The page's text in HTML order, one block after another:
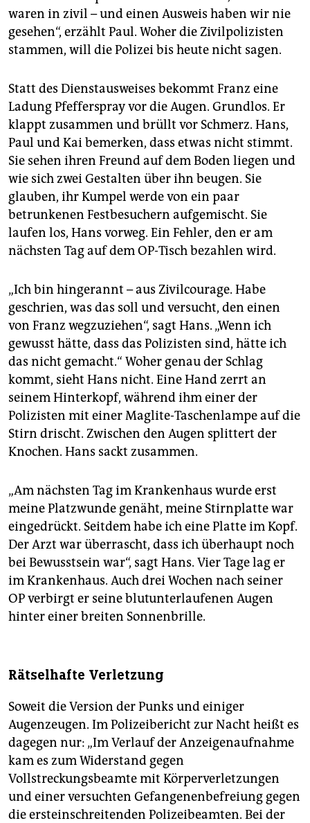
waren in zivil – und einen Ausweis haben wir nie
gesehen“, erzählt Paul. Woher die Zivilpolizisten
stammen, will die Polizei bis heute nicht sagen.
Statt des Dienstausweises bekommt Franz eine
Ladung Pfefferspray vor die Augen. Grundlos. Er
klappt zusammen und brüllt vor Schmerz. Hans,
Paul und Kai bemerken, dass etwas nicht stimmt.
Sie sehen ihren Freund auf dem Boden liegen und
wie sich zwei Gestalten über ihn beugen. Sie
glauben, ihr Kumpel werde von ein paar
betrunkenen Festbesuchern aufgemischt. Sie
laufen los, Hans vorweg. Ein Fehler, den er am
nächsten Tag auf dem OP-Tisch bezahlen wird.
„Ich bin hingerannt – aus Zivilcourage. Habe
geschrien, was das soll und versucht, den einen
von Franz wegzuziehen“, sagt Hans. „Wenn ich
gewusst hätte, dass das Polizisten sind, hätte ich
das nicht gemacht.“ Woher genau der Schlag
kommt, sieht Hans nicht. Eine Hand zerrt an
seinem Hinterkopf, während ihm einer der
Polizisten mit einer Maglite-Taschenlampe auf die
Stirn drischt. Zwischen den Augen splittert der
Knochen. Hans sackt zusammen.
„Am nächsten Tag im Krankenhaus wurde erst
meine Platzwunde genäht, meine Stirnplatte war
eingedrückt. Seitdem habe ich eine Platte im Kopf.
Der Arzt war überrascht, dass ich überhaupt noch
bei Bewusstsein war“, sagt Hans. Vier Tage lag er
im Krankenhaus. Auch drei Wochen nach seiner
OP verbirgt er seine blutunterlaufenen Augen
hinter einer breiten Sonnenbrille.
Rätselhafte Verletzung
Soweit die Version der Punks und einiger
Augenzeugen. Im Polizeibericht zur Nacht heißt es
dagegen nur: „Im Verlauf der Anzeigenaufnahme
kam es zum Widerstand gegen
Vollstreckungsbeamte mit Körperverletzungen
und einer versuchten Gefangenenbefreiung gegen
die ersteinschreitenden Polizeibeamten. Bei der